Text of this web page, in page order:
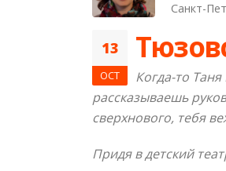
Санкт-
13
OCT
Когда-то
рассказываешь
сверхнового, тебя
Придя в детский